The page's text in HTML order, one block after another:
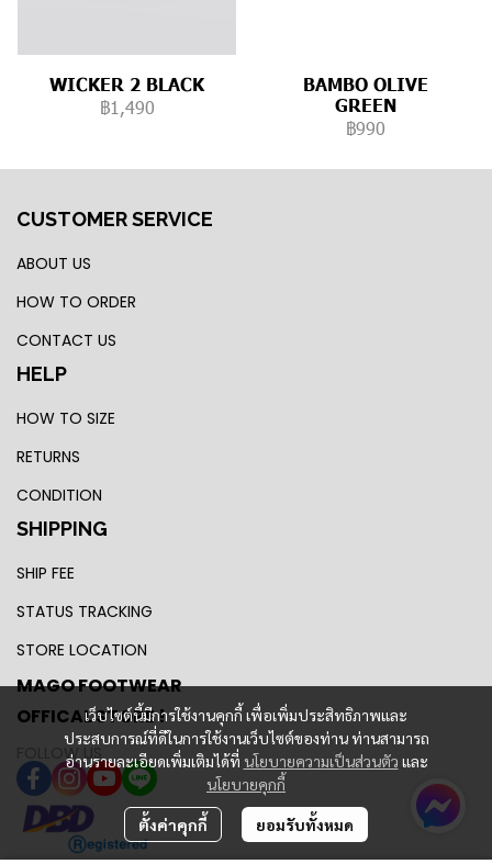
WICKER 2 BLACK
฿1,490
BAMBO OLIVE
GREEN
฿990
เว็บไซต์นี้มีการใช้งานคุกกี้ เพื่อเพิ่มประสิทธิภาพและ
ประสบการณ์ที่ดีในการใช้งานเว็บไซต์ของท่าน ท่านสามารถ
อ่านรายละเอียดเพิ่มเติมได้ที่ นโยบายความเป็นส่วนตัว และ
นโยบายคุกกี้
ตั้งค่าคุกกี้ ยอมรับทั้งหมด
CUSTOMER SERVICE
ABOUT US
HOW TO ORDER
CONTACT US
HELP
HOW TO SIZE
RETURNS
CONDITION
SHIPPING
SHIP FEE
STATUS TRACKING
STORE LOCATION
MAGO FOOTWEAR
OFFICAL STORE !
FOLLOW US